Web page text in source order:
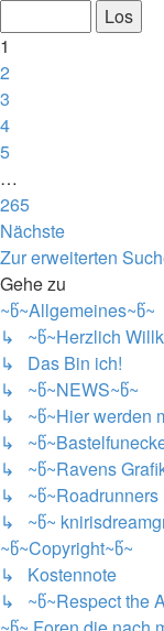
1
2
3
4
5
…
265
Nächste
Zur erweiterten
Gehe zu
~წ~Allgemeines~წ~
↳ ~წ~Herzlich
↳ Das Bin ich!
↳ ~წ~NEWS~წ~
↳ ~წ~Hier werden
↳
↳ ~წ~Ravens
↳ ~წ~Roadrunners
↳ ~წ~
~წ~Copyright~წ~
↳ Kostennote
↳ ~წ~Respect the